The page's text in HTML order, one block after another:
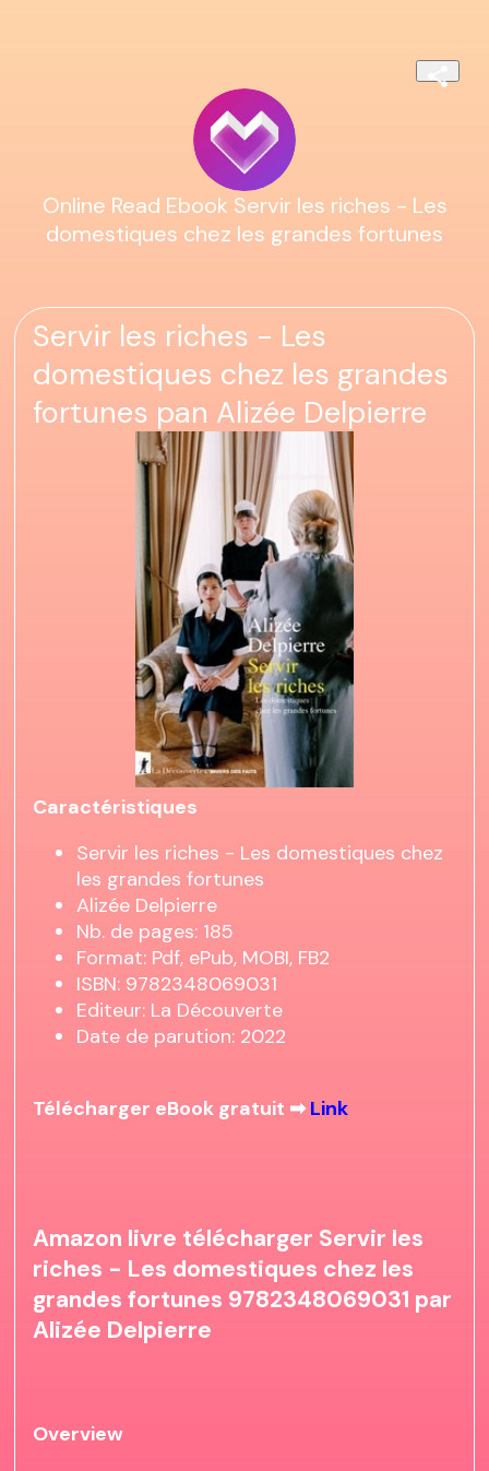
Online Read Ebook Servir les riches - Les
domestiques chez les grandes fortunes
Servir les riches - Les
domestiques chez les grandes
fortunes pan Alizée Delpierre
Caractéristiques
Servir les riches - Les domestiques chez
les grandes fortunes
Alizée Delpierre
Nb. de pages: 185
Format: Pdf, ePub, MOBI, FB2
ISBN: 9782348069031
Editeur: La Découverte
Date de parution: 2022
Télécharger eBook gratuit ➡ Link
Amazon livre télécharger Servir les
riches - Les domestiques chez les
grandes fortunes 9782348069031 par
Alizée Delpierre
Overview